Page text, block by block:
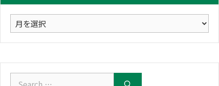
ア
ー
イ
ブSearch